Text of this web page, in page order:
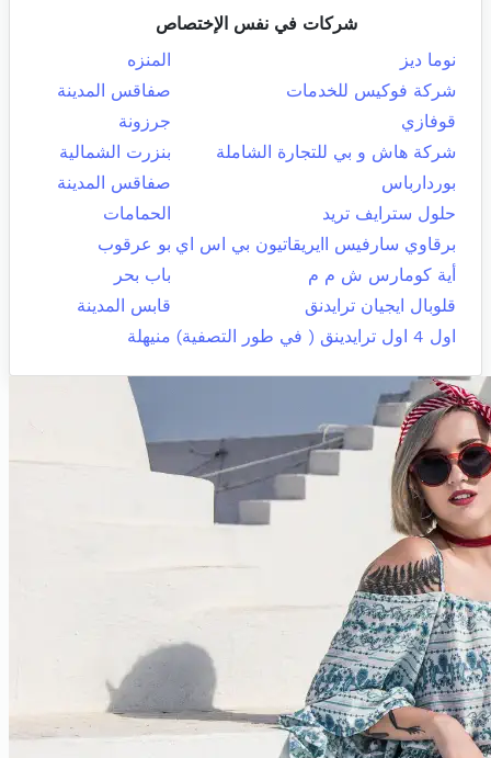
شركات في نفس الإختصاص
نوما ديز
المنزه
شركة فوكيس للخدمات
صفاقس المدينة
قوفازي
جرزونة
شركة هاش و بي للتجارة الشاملة
بنزرت الشمالية
بوردارباس
صفاقس المدينة
حلول سترايف تريد
الحمامات
برقاوي سارفيس اايريقاتيون بي اس اي بو عرقوب
أية كومارس ش م م
باب بحر
قلوبال ايجيان ترايدنق
قابس المدينة
اول 4 اول ترايدينق ( في طور التصفية)
منيهلة